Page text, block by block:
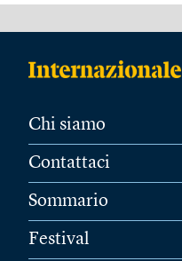
Chi siamo
Contattaci
Sommario
Festival